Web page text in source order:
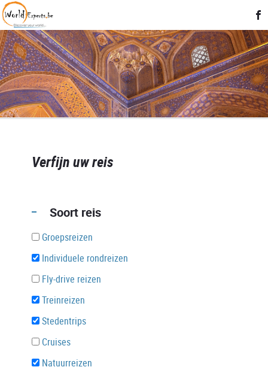
Verfijn uw reis
Soort reis
Groepsreizen
Individuele rondreizen
Fly-drive reizen
Treinreizen
Stedentrips
Cruises
Natuurreizen